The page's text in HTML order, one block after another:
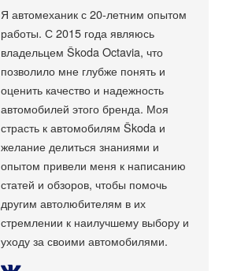
Я автомеханик с 20-летним опытом
работы. С 2015 года являюсь
владельцем Škoda Octavia, что
позволило мне глубже понять и
оценить качество и надежность
автомобилей этого бренда. Моя
страсть к автомобилям Škoda и
желание делиться знаниями и
опытом привели меня к написанию
статей и обзоров, чтобы помочь
другим автолюбителям в их
стремлении к наилучшему выбору и
уходу за своими автомобилями.